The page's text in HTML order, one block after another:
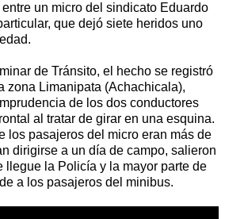
un micro del sindicato Eduardo
que dejó siete heridos uno
de Tránsito, el hecho se registró
zona Limanipata (Achachicala),
de los dos conductores
al tratar de girar en una esquina.
los pasajeros del micro eran más de
dirigirse a un día de campo, salieron
llegue la Policía y la mayor parte de
a los pasajeros del minibus.